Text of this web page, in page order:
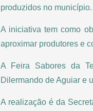
produzidos no município.
A iniciativa tem como
aproximar produtores e
A Feira Sabores da
Dilermando de Aguiar e
A realização é da